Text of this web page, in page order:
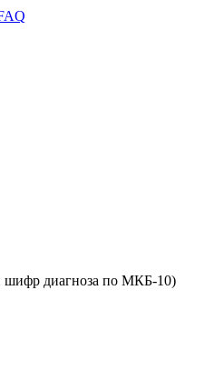
и шифр диагноза по МКБ-10)